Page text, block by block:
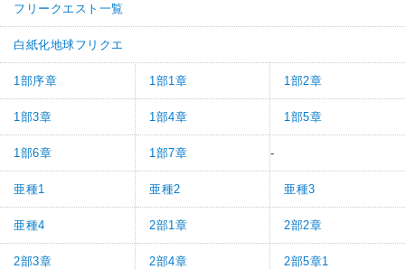
フリークエスト一覧
白紙化地球フリクエ
1部序章 1部1章 1部2章
1部3章 1部4章 1部5章
1部6章 1部7章 -
亜種1 亜種2 亜種3
亜種4 2部1章 2部2章
2部3章 2部4章 2部5章1